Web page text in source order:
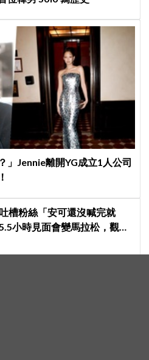
」Jennie離開YG成立1人公司
槽粉絲「安可還沒喊完就
小時見面會變馬拉松，觀眾